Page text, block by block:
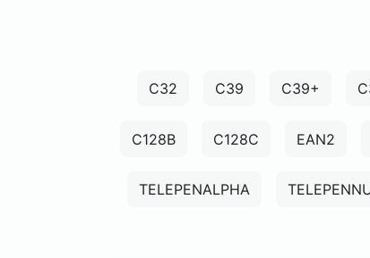
C32 C39 C39+
C128B C128C EAN2
TELEPENALPHA